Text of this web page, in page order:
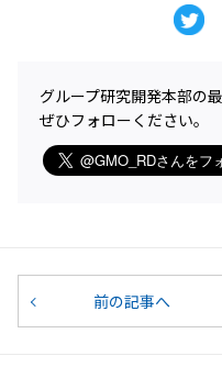
グループ研究開発本部の
ぜひフォローください。
前の記事へ